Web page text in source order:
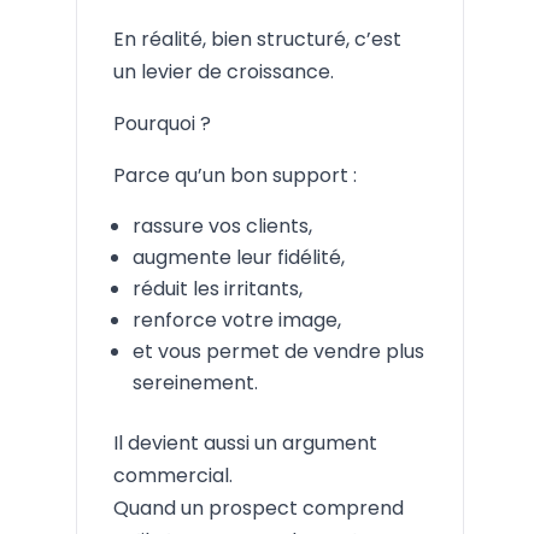
En réalité, bien structuré, c’est
un levier de croissance.
Pourquoi ?
Parce qu’un bon support :
rassure vos clients,
augmente leur fidélité,
réduit les irritants,
renforce votre image,
et vous permet de vendre plus
sereinement.
Il devient aussi un argument
commercial.
Quand un prospect comprend